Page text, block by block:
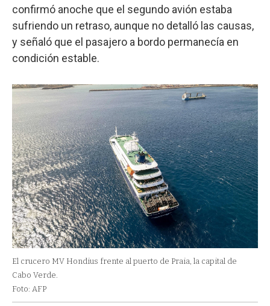
confirmó anoche que el segundo avión estaba
sufriendo un retraso, aunque no detalló las causas,
y señaló que el pasajero a bordo permanecía en
condición estable.
El crucero MV Hondius frente al puerto de Praia, la capital de
Cabo Verde.
Foto: AFP